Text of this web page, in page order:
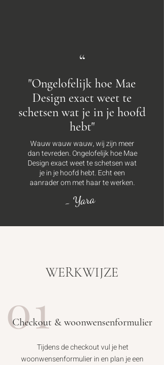
“
"Ongelofelijk hoe Mae
Design exact weet te
schetsen wat je in je hoofd
hebt"
Wauw wauw wauw, wij zijn meer
dan tevreden. Ongelofelijk hoe Mae
Design exact weet te schetsen wat
je in je hoofd hebt. Echt een
aanrader om met haar te werken.
- Yara
WERKWIJZE
01
Checkout & woonwensenformulier
Tijdens de checkout vul je het
woonwensenformulier in en plan je een